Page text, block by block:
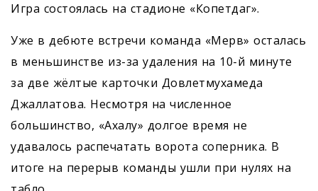
Игра состоялась на стадионе «Копетдаг».
Уже в дебюте встречи команда «Мерв» осталась
в меньшинстве из-за удаления на 10-й минуте
за две жёлтые карточки Довлетмухамеда
Джаллатова. Несмотря на численное
большинство, «Ахалу» долгое время не
удавалось распечатать ворота соперника. В
итоге на перерыв команды ушли при нулях на